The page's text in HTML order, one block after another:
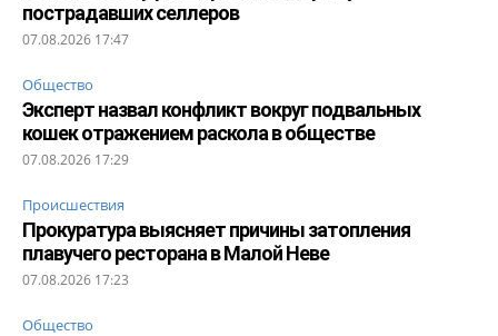
пострадавших селлеров
07.08.2026 17:47
Общество
Эксперт назвал конфликт вокруг подвальных
кошек отражением раскола в обществе
07.08.2026 17:29
Происшествия
Прокуратура выясняет причины затопления
плавучего ресторана в Малой Неве
07.08.2026 17:23
Общество